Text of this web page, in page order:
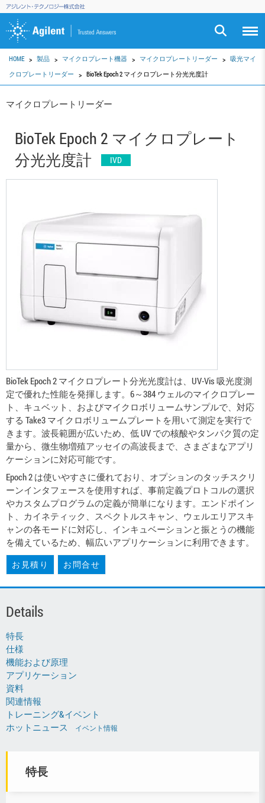
HOME 製品 マイクロプレート機器 マイクロプレートリーダー
吸光マイ
クロプレートリーダー
BioTek Epoch 2 マイクロプレート分光光度計
マイクロプレートリーダー
BioTek Epoch 2 マイクロプレート
分光光度計
IVD
BioTek Epoch 2 マイクロプレート分光光度計は、UV-Vis 吸光度測
定で優れた性能を発揮します。6～384 ウェルのマイクロプレー
ト、キュベット、およびマイクロボリュームサンプルで、対応
する Take3 マイクロボリュームプレートを用いて測定を実行で
きます。波長範囲が広いため、低 UV での核酸やタンパク質の定
量から、微生物増殖アッセイの高波長まで、さまざまなアプリ
ケーションに対応可能です。
Epoch 2 は使いやすさに優れており、オプションのタッチスクリ
ーンインタフェースを使用すれば、事前定義プロトコルの選択
やカスタムプログラムの定義が簡単になります。エンドポイン
ト、カイネティック、スペクトルスキャン、ウェルエリアスキ
ャンの各モードに対応し、インキュベーションと振とうの機能
を備えているため、幅広いアプリケーションに利用できます。
お見積り お問合せ
Details
特長
仕様
機能および原理
アプリケーション
資料
関連情報
トレーニング&イベント
ホットニュース
イベント情報
特長